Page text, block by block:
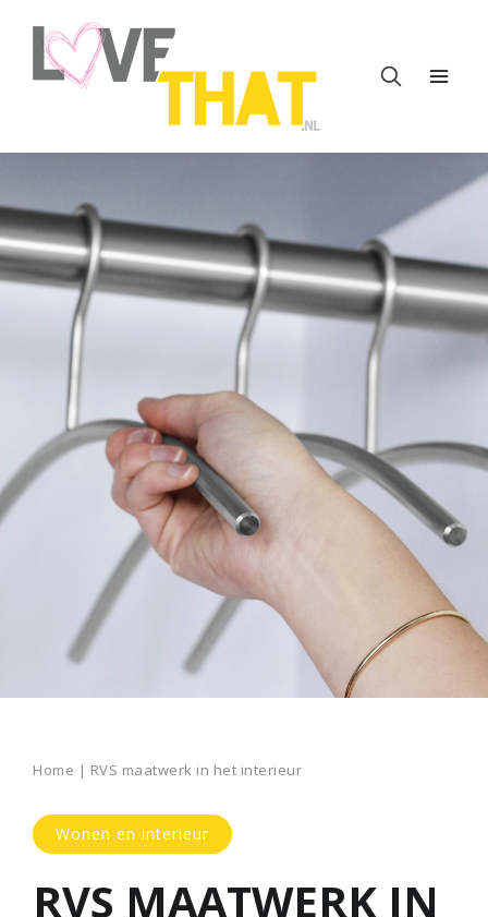
Home | RVS maatwerk in het interieur
Wonen en interieur
RVS MAATWERK IN